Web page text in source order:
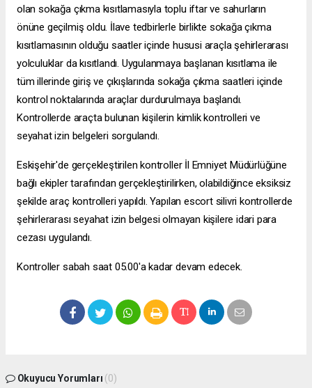
olan sokağa çıkma kısıtlamasıyla toplu iftar ve sahurların
önüne geçilmiş oldu. İlave tedbirlerle birlikte sokağa çıkma
kısıtlamasının olduğu saatler içinde hususi araçla şehirlerarası
yolculuklar da kısıtlandı. Uygulanmaya başlanan kısıtlama ile
tüm illerinde giriş ve çıkışlarında sokağa çıkma saatleri içinde
kontrol noktalarında araçlar durdurulmaya başlandı.
Kontrollerde araçta bulunan kişilerin kimlik kontrolleri ve
seyahat izin belgeleri sorgulandı.
Eskişehir'de gerçekleştirilen kontroller İl Emniyet Müdürlüğüne
bağlı ekipler tarafından gerçekleştirilirken, olabildiğince eksiksiz
şekilde araç kontrolleri yapıldı. Yapılan escort silivri kontrollerde
şehirlerarası seyahat izin belgesi olmayan kişilere idari para
cezası uygulandı.
Kontroller sabah saat 05.00'a kadar devam edecek.
Okuyucu Yorumları (0)